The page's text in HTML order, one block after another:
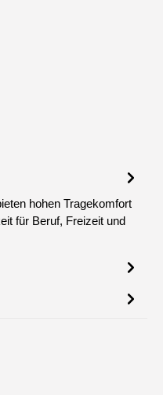
hohen Tragekomfort
für Beruf, Freizeit und